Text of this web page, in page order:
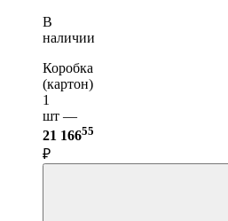
В
наличии
Коробка
(картон)
1
шт —
21 16655
₽